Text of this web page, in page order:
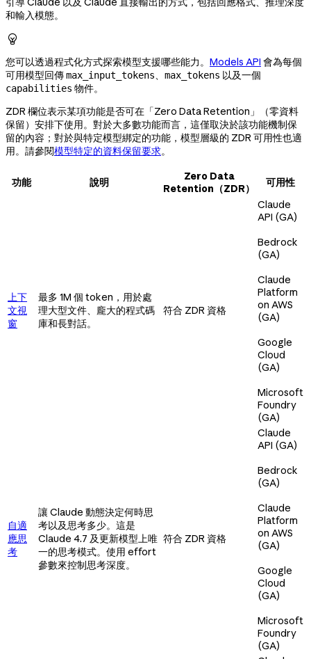
和輸入模態。

您可以透過程式化方式探索模型支援哪些能力。 Models API 會為每個
可用模型回傳max_input_tokens max_tokens 以及一個
capabilities 物件。
ZDR 欄位表示某項功能是否可在「Zero Data Retention」（零資料
保留）安排下使用。對於大多數功能而言，這僅取決於該功能機制保
留的內容；對於與特定模型綁定的功能，模型層級的 ZDR 可用性也適
用。請參閱模型特定的資料保留要求。
功能 說明
Zero Data
Retention（ZDR）
可用性
上下
文視
窗
最多 1M 個 token，用於處
理大型文件、龐大的程式碼
庫和長對話。
符合 ZDR 資格
Claude
API (GA)
Bedrock
(GA)
Claude
Platform
on AWS
(GA)
Google
Cloud
(GA)
Microsoft
Foundry
(GA)
自適
應思
考
讓 Claude 動態決定何時思
考以及思考多少。這是
Claude 4.7 及更新模型上唯
一的思考模式。使用 effort
參數來控制思考深度。
符合 ZDR 資格
Claude
API (GA)
Bedrock
(GA)
Claude
Platform
on AWS
(GA)
Google
Cloud
(GA)
Microsoft
Foundry
(GA)